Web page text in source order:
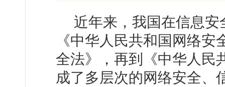
近年来，我国在信息
《中华人民共和国网络
全法》，再到《中华人民
成了多层次的网络安全、